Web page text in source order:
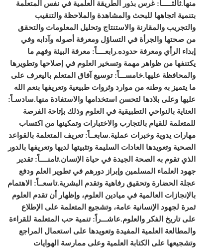
منها.ثالثـــــاً: غرس بذور الطريقة العلمية في نفس المتعلمة
بتنمية اتجاهها للبحث والمشاهدة والملاحظة والتنقيب
والتجريب والمقارنة والاستنتاج وتحليل المعلومات والتحقق
من صحتها والجرأة في التساؤل ومعرفة أصوله وآدابه وفي
إبداء الرأي ومعرفة حدوده.رابعــــاً: معرفة البيئة وفهم ما
يكتنفها من ظواهر مهمة وتسخير العلوم في إصلاحها وتطويرها
والمحافظة عليها.خامســـاً: توسيع آفاق المتعلم باليعرف على
ما يتميز به وطنه من موارد وثروات طبيعية وتعريفها بنعم الله
عليها وعلى بلادها لتحسن استخدامها والاستفادة منها.سادسـاً:
العناية بالنواحي التطبيقية في العلوم وذلك بإتاحة الفرصة
للمتعلمة للقيام بالتجارب والاختبارات وتمكينها من اكتساب
مهارات يدوية وخبرات عملية.سابعــاً: تعريف المتعلمة بالقواعد
الصحية وتعويدها العادات السليمة وتثبيتها لديها وتعريفها بالدور
الذي تقوم به الصحة الجيدة في حياة الإنسان.ثامنــــاً: تقدير
جهود العلماء المسلمين وإبراز دورهم في تطوير العلم ودفع
عجلة الحضارة وتحقيق رفاهية وتقدم البشرية.تاسعــاً: الاهتمام
بالإنجازات العالمية في ميادين العلوم، وإظهار أن تقدم العلوم
ثمرة لجهود الإنسانية عامة، وتشجيع المتعلمة على الإطلاع
على تاريخ الفكر والعلوم.عاشـــراً: تنمية حب المتعلمة للقراءة
والمطالعة العلمية المفيدة وتعويدها على استعمال المراجع
وتشجيعها على الكتابة العلمية وعلى ممارسة الهوايات